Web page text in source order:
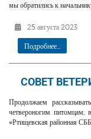
мы обратились к
25 августа 2023
Подробнее...
СОВЕТ
Продолжаем
четвероногим питомцам,
«Ртищевская районная